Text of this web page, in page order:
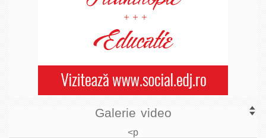
Galerie video
<p